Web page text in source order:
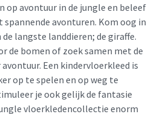
op avontuur in de jungle en beleef
spannende avonturen. Kom oog in
langste landdieren; de giraffe.
de bomen of zoek samen met de
Een kindervloerkleed is
op te spelen en op weg te
je ook gelijk de fantasie
vloerkledencollectie enorm